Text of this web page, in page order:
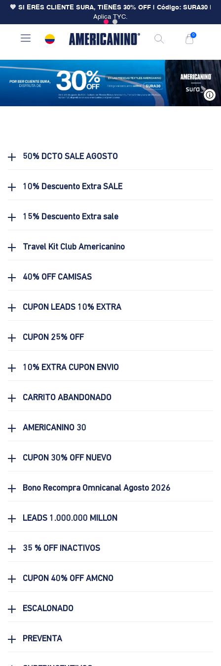
💙 SI ERES CLIENTE SURA, TIENES 30% OFF | Código: SURA30
Aplica TYC.
0
50% DCTO SALE AGOSTO
10% Descuento Extra SALE
15% Descuento Extra sale
Travel Kit Club Americanino
40% OFF CAMISAS
CUPON LEADS 10% EXTRA
CUPON 25% OFF
10% EXTRA CUPON ENVIO
CARRITO ABANDONADO
AMERICANINO 30
CUPON 30% OFF NUEVO
Bono Recompra Omnicanal Agosto 2026
LEADS 1.000.000 MILLON
35 % OFF INACTIVOS
CUPON 40% OFF AMCNO
ESCALONADO
PREVENTA